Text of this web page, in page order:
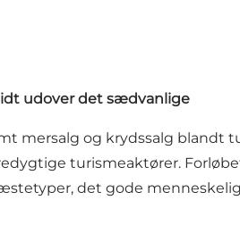
udover det sædvanlige
mersalg og krydssalg blandt
turismeaktører.
det gode